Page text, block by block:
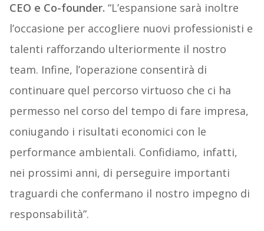
CEO e Co-founder. “L’espansione sarà inoltre
l’occasione per accogliere nuovi professionisti e
talenti rafforzando ulteriormente il nostro
team. Infine, l’operazione consentirà di
continuare quel percorso virtuoso che ci ha
permesso nel corso del tempo di fare impresa,
coniugando i risultati economici con le
performance ambientali. Confidiamo, infatti,
nei prossimi anni, di perseguire importanti
traguardi che confermano il nostro impegno di
responsabilità”.